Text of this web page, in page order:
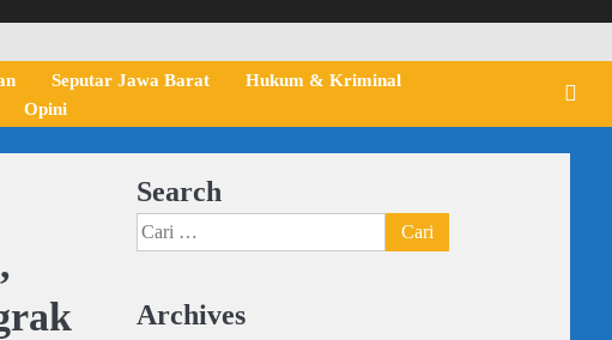
Seputar Jawa Barat
Hukum & Kriminal
Opini
Search
Cari
untuk:
Archives